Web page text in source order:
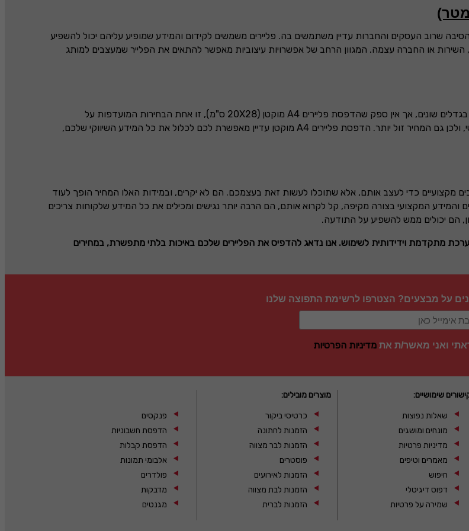
שרוב העסקים והחברות עדיין משתמשים בה. פליירים משמשים לקידום והמידע שמופיע עליהם יכול להשפיע
או החברה עצמה. המגוון הרחב של אפשרויות עיצוביות מאפשר להתאים את הפלייר שמעצבים למותג
שונים, אך אין ספק שהדפסת פליירים A4 מוקטן (20X28 ס"מ), זו אחת הבחירות המועדפות על
ולכן גם המחיר זול יותר. הדפסת פליירים A4 מוקטן עדיין מאפשרת לכם לכלול את כל המידע השיווקי שלכם,
מקצועיים כדי לעצב אותם, אלא שתוכלו לעשות זאת בעצמכם. הם לא יקרים, ובמידות האלו המחיר הופך לעוד
המקצועי בצורה מקיפה, קל לקרוא אותם, הם הרבה יותר נגישים ומכילים את כל המידע שלקוחות צריכים
הם יכולים ממש להשפיע על התודעה.
מתקדמת וידידותית לשימוש. אנו נדאג להדפיס את הפליירים שלכם באיכות בלתי מתפשרת, במחירים
על מבצעים? הצטרפו לרשימת התפוצה שלנו
ואני מאשר/ת אתמדיניות הפרטיות
שימושיים:
שאלות נפוצות
מונחים ומושגים
מדיניות פרטיות
מאמרים וטיפים
חיפוש
דפוס דיגיטלי
שמירה על פרטיות
מוצרים מובילים:
כרטיסי ביקור
הזמנות לחתונה
הזמנות לבר מצווה
פוסטרים
הזמנות לאירועים
הזמנות לבת מצווה
הזמנות לברית
פנקסים
הדפסת חשבוניות
הדפסת קבלות
אלבומי תמונות
פולדרים
מדבקות
מגנטים